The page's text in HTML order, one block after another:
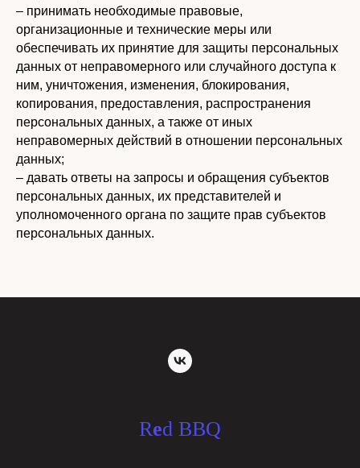
– принимать необходимые правовые,
организационные и технические меры или
обеспечивать их принятие для защиты персональных
данных от неправомерного или случайного доступа к
ним, уничтожения, изменения, блокирования,
копирования, предоставления, распространения
персональных данных, а также от иных
неправомерных действий в отношении персональных
данных;
– давать ответы на запросы и обращения субъектов
персональных данных, их представителей и
уполномоченного органа по защите прав субъектов
персональных данных.
Red BBQ